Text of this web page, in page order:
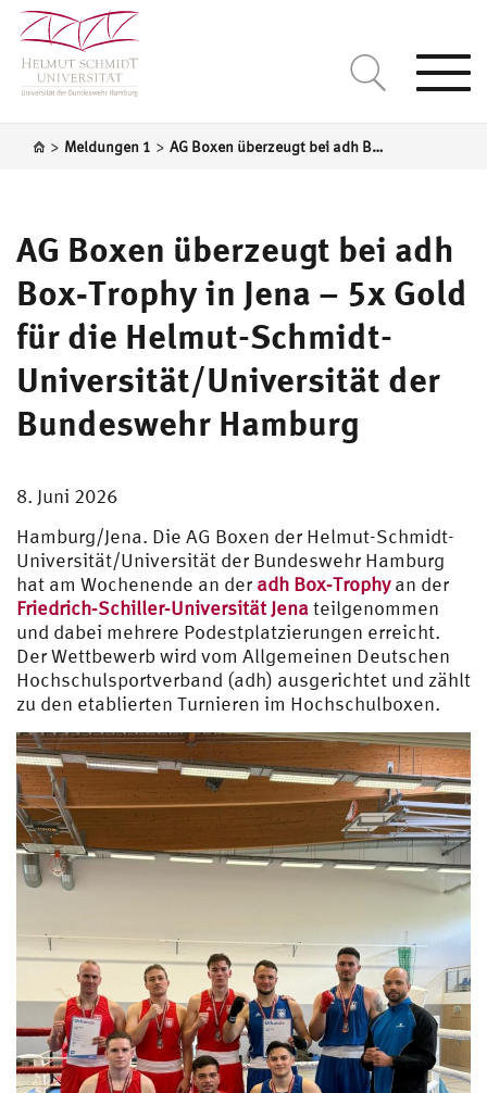
> Meldungen 1 > AG Boxen überzeugt bei adh Box‑Trophy in Jena – 5x Gold für die Helmut-Schmidt-Universität/Universität der Bundeswehr Hamburg
AG Boxen überzeugt bei adh
Box‑Trophy in Jena – 5x Gold
für die Helmut-Schmidt-
Universität/Universität der
Bundeswehr Hamburg
8. Juni 2026
Hamburg/Jena. Die AG Boxen der Helmut-Schmidt-
Universität/Universität der Bundeswehr Hamburg
hat am Wochenende an der adh Box‑Trophyan der
Friedrich‑Schiller‑Universität Jenateilgenommen
und dabei mehrere Podestplatzierungen erreicht.
Der Wettbewerb wird vom Allgemeinen Deutschen
Hochschulsportverband (adh) ausgerichtet und zählt
zu den etablierten Turnieren im Hochschulboxen.